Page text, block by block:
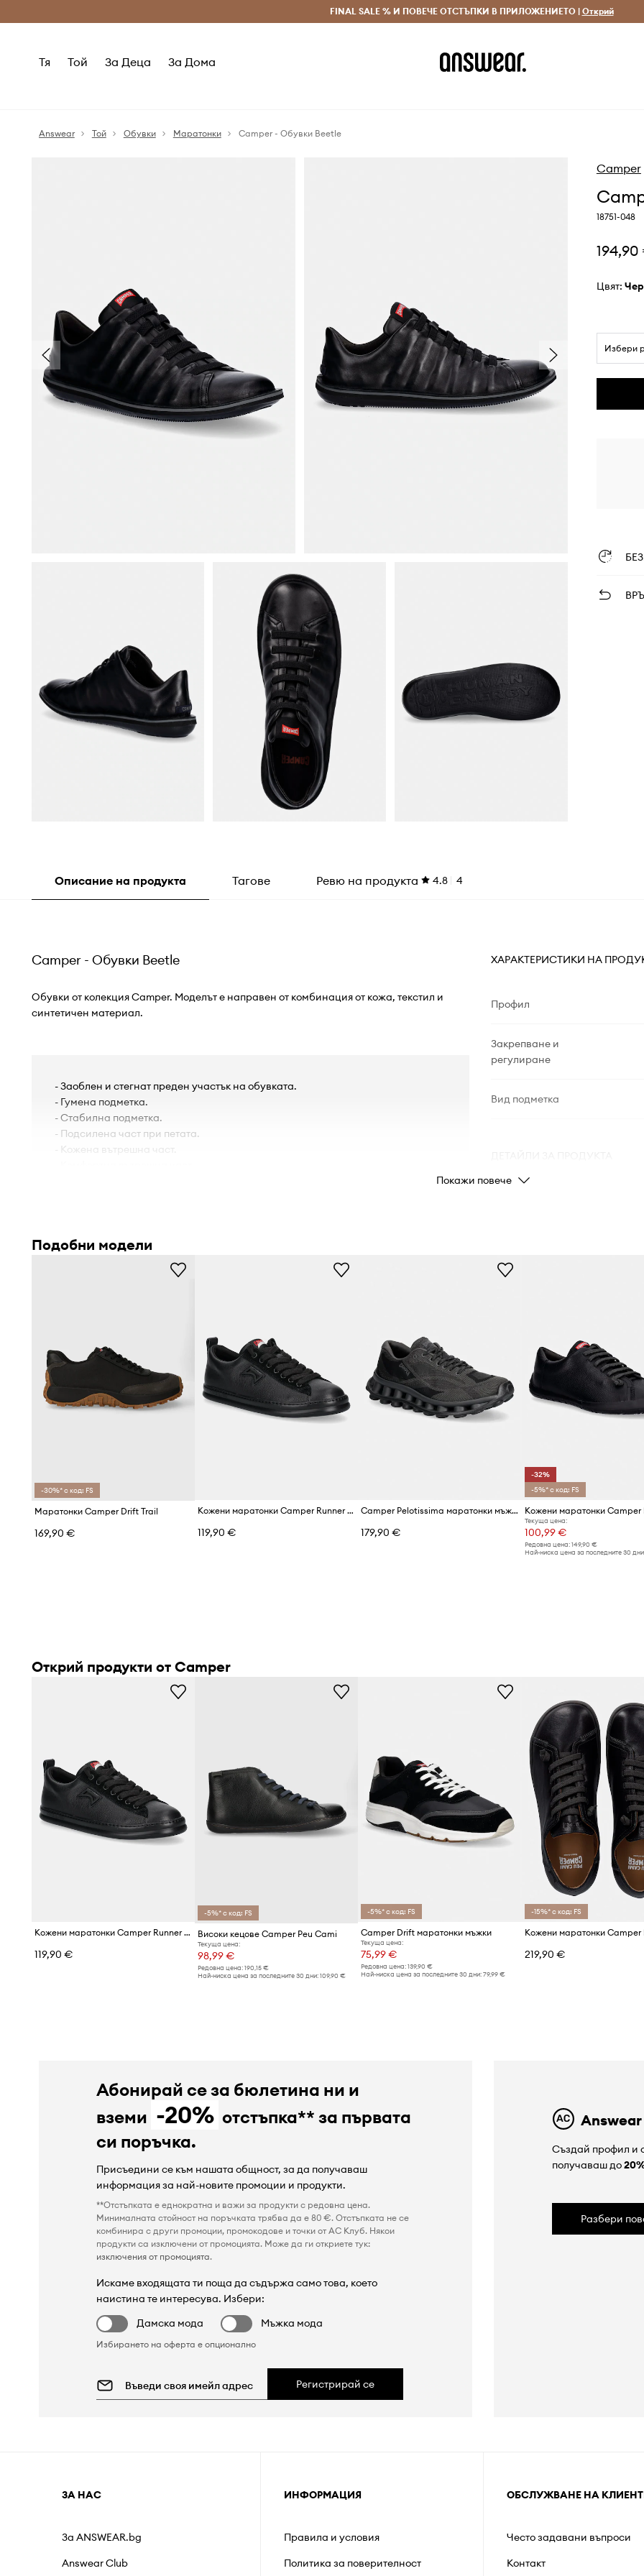
Безплатни доставка и връщане за поръчки над 70 EUR Доставка 1-5 дни
FINAL SALE % И ПОВЕЧЕ ОТСТЪПКИ В ПРИЛОЖЕНИЕТО | Открий
Тя Той За Деца За Дома
Answear Той Обувки Маратонки Camper - Обувки Beetle
Camper
18751-048
Цвят:
Избери
Описание на продукта Тагове Ревю на продукта 4.8 4
Camper - Обувки Beetle
Обувки от колекция Camper. Моделът е направен от комбинация от кожа, текстил и
синтетичен материал.
- Заоблен и стегнат преден участък на обувката.
- Гумена подметка.
- Стабилна подметка.
- Подсилена част при петата.
- Кожена вътрешна част.
ХАРАКТЕРИСТИКИ НА
Профил
Закрепване и
регулиране
Вид подметка
Код на продукта
Покажи повече
Подобни модели
-30%* с код: FS
Маратонки Camper Drift Trail
169,90 €
Кожени маратонки Camper Runner Four
119,90 €
Camper Pelotissima маратонки мъжки
179,90 €
-32%
-5%* с код: FS
Текуща цена:
100,99 €
Редовна цена: 149,90 €
Най-ниска цена за последните 30
Открий продукти от Camper
Кожени маратонки Camper Runner Four
119,90 €
-5%* с код: FS
Високи кецове Camper Peu Cami
Текуща цена:
98,99 €
Редовна цена:190,15 €
Най-ниска цена за последните 30 дни:109,90 €
-5%* с код: FS
Camper Drift маратонки мъжки
Текуща цена:
75,99 €
Редовна цена: 139,90 €
Най-ниска цена за последните 30 дни: 79,99 €
-15%* с код: FS
219,90 €
Абонирай се за бюлетина ни и
вземи -20% отстъпка** за първата
си поръчка.
Присъедини се към нашата общност, за да получаваш
информация за най-новите промоции и продукти.
**Отстъпката е еднократна и важи за продукти с редовна цена.
Минималната стойност на поръчката трябва да е 80 €. Отстъпката не се
комбинира с други промоции, промокодове и точки от AC Клуб. Някои
продукти са изключени от промоцията. Може да ги откриете тук:
изключения от промоцията.
Искаме входящата ти поща да съдържа само това, което
наистина те интересува. Избери:
Дамска мода
Мъжка мода
Избирането на оферта е опционално
Регистрирай се
Създай профил и
получаваш до
Разбери
ЗА НАС
За ANSWEAR.bg
Answear Club
ИНФОРМАЦИЯ
Правила и условия
Политика за поверителност
ОБСЛУЖВАНЕ НА
Често задавани въпроси
Контакт